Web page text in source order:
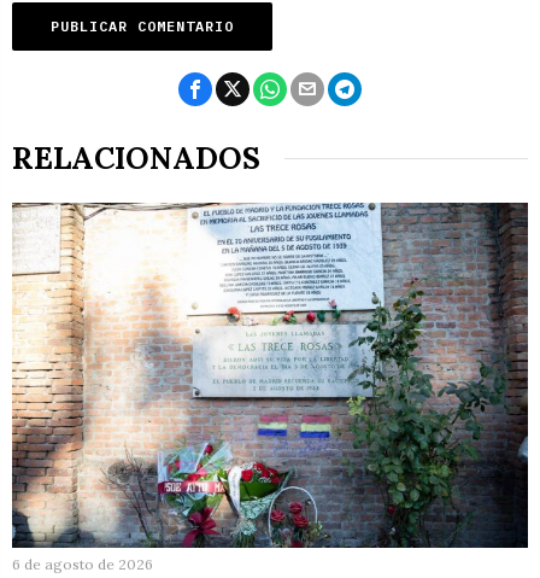
RELACIONADOS
6 de agosto de 2026